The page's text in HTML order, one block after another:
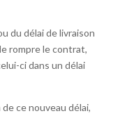
du délai de livraison
rompre le contrat,
ci dans un délai
ce nouveau délai,